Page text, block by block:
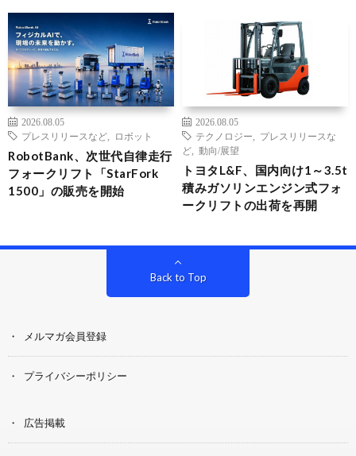
2026.08.05
プレスリリースなど
ロボット
RobotBank、次世代自律走行
フォークリフト「StarFork
1500」の販売を開始
2026.08.05
テクノロジー
プレスリリースな
ど
動向/展望
トヨタL&F、国内向け1～3.5t
積みガソリンエンジン式フォ
ークリフトの出荷を再開
Back to Top
メルマガ会員登録
プライバシーポリシー
広告掲載